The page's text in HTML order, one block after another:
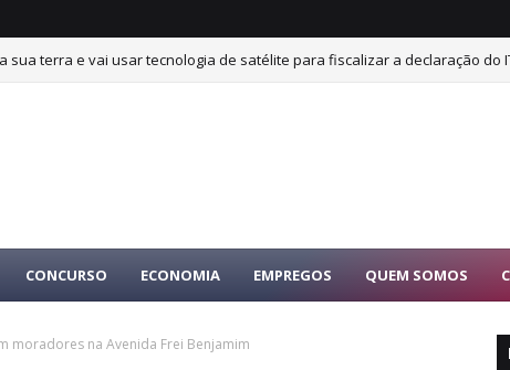
sua terra e vai usar tecnologia de satélite para fiscalizar a declaração do
CONCURSO ECONOMIA EMPREGOS QUEM SOMOS
moradores na Avenida Frei Benjamim